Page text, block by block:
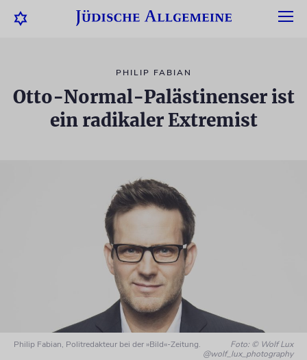
PHILIP FABIAN
Otto-Normal-Palästinenser ist
ein radikaler Extremist
Philip Fabian, Politredakteur bei der »Bild«-Zeitung.
Foto: © Wolf Lux
@wolf_lux_photography